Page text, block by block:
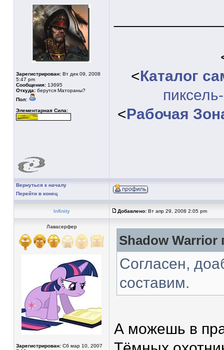
Зарегистрирован: Вт дек 09, 2008
5:47 pm
Сообщения: 13695
Откуда: берутся Матораны?
Пол:
Элементарная Сила:
<Каталог
<Рабочая
Вернуться к началу
Перейти в конец
Infinity Добавлено: Вт апр 29, 2008 2:05 pm
Лавасерфер
Зарегистрирован: Сб мар 10, 2007
Shadow Warrior
Согласен,
составим.
А можешь в